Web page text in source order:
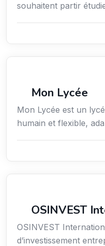
souhaitent partir
Mon Lycée
Mon Lycée est un
humain et flexible,
OSINVEST
OSINVEST
d’investissement